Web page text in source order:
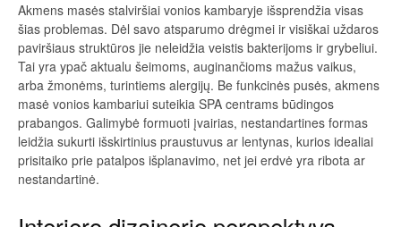
Akmens masės stalviršiai vonios kambaryje išsprendžia visas
šias problemas. Dėl savo atsparumo drėgmei ir visiškai uždaros
paviršiaus struktūros jie neleidžia veistis bakterijoms ir grybeliui.
Tai yra ypač aktualu šeimoms, auginančioms mažus vaikus,
arba žmonėms, turintiems alergijų. Be funkcinės pusės, akmens
masė vonios kambariui suteikia SPA centrams būdingos
prabangos. Galimybė formuoti įvairias, nestandartines formas
leidžia sukurti išskirtinius praustuvus ar lentynas, kurios idealiai
prisitaiko prie patalpos išplanavimo, net jei erdvė yra ribota ar
nestandartinė.